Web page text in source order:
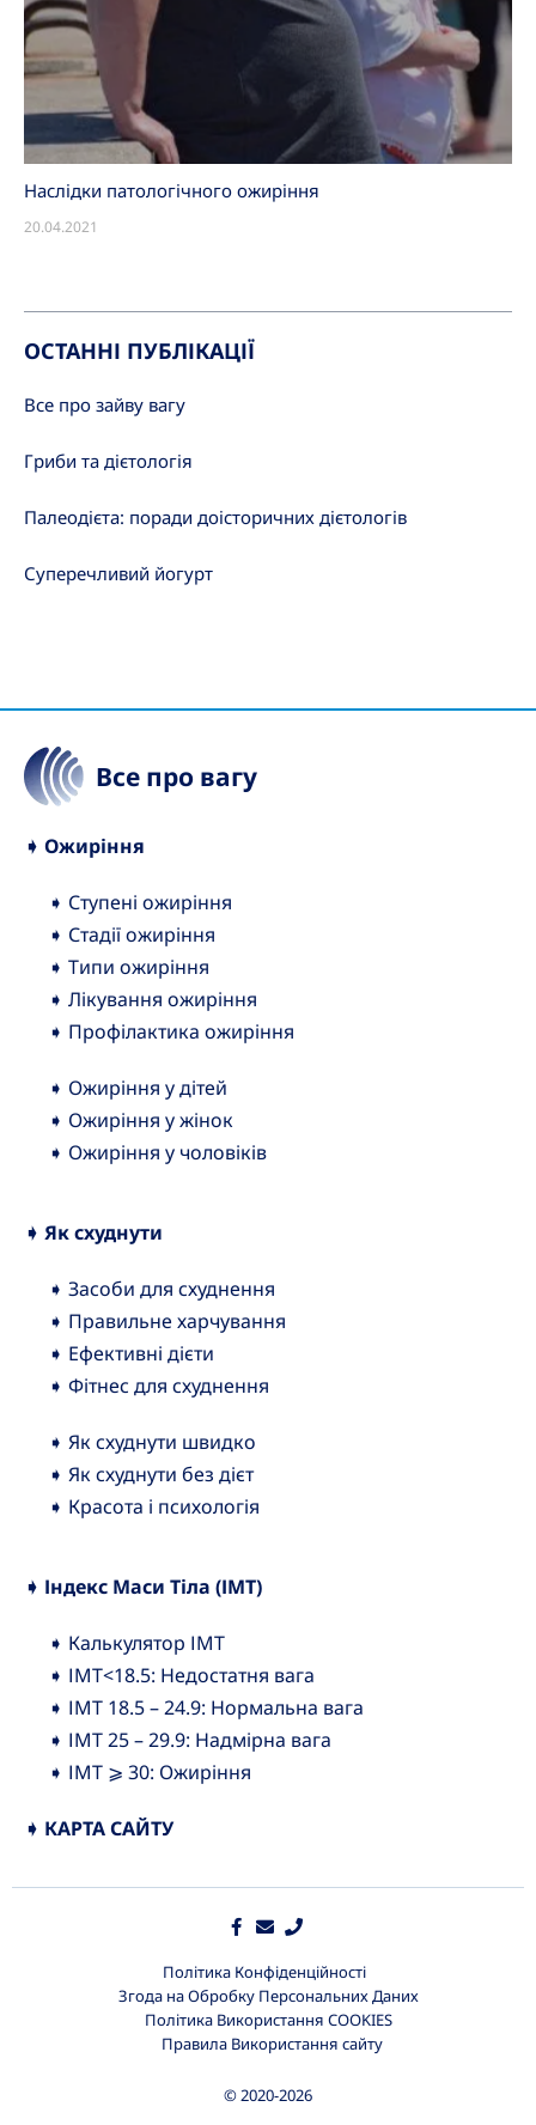
Наслідки патологічного ожиріння
20.04.2021
ОСТАННІ ПУБЛІКАЦІЇ
Все про зайву вагу
Гриби та дієтологія
Палеодієта: поради доісторичних дієтологів
Суперечливий йогурт
Все про вагу
➧ Ожиріння
➧ Ступені ожиріння
➧ Стадії ожиріння
➧ Типи ожиріння
➧ Лікування ожиріння
➧ Профілактика ожиріння
➧ Ожиріння у дітей
➧ Ожиріння у жінок
➧ Ожиріння у чоловіків
➧ Як схуднути
➧ Засоби для схуднення
➧ Правильне харчування
➧ Ефективні дієти
➧ Фітнес для схуднення
➧ Як схуднути швидко
➧ Як схуднути без дієт
➧ Красота і психологія
➧ Індекс Маси Тіла (ІМТ)
➧ Калькулятор ІМТ
➧ ІМТ<18.5: Недостатня вага
➧ ІМТ 18.5 – 24.9: Нормальна вага
➧ ІМТ 25 – 29.9: Надмірна вага
➧ ІМТ ⩾ 30: Ожиріння
➧ КАРТА САЙТУ
Політика Конфіденційності
Згода на Обробку Персональних Даних
Політика Використання COOKIES
Правила Використання сайту
© 2020-2026